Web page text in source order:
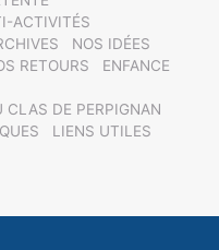
ACTIVITÉS
NOS IDÉES
RETOURS
ENFANCE
CLAS DE PERPIGNAN
LIENS UTILES